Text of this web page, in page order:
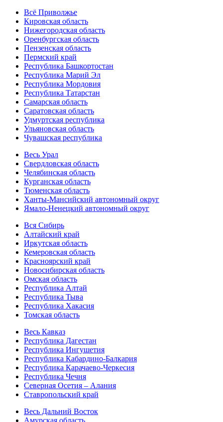
Всё Приволжье
Кировская область
Нижегородская область
Оренбургская область
Пензенская область
Пермский край
Республика Башкортостан
Республика Марий Эл
Республика Мордовия
Республика Татарстан
Самарская область
Саратовская область
Удмуртская республика
Ульяновская область
Чувашская республика
Весь Урал
Свердловская область
Челябинская область
Курганская область
Тюменская область
Ханты-Мансийский автономный округ
Ямало-Ненецкий автономный округ
Вся Сибирь
Алтайский край
Иркутская область
Кемеровская область
Красноярский край
Новосибирская область
Омская область
Республика Алтай
Республика Тыва
Республика Хакасия
Томская область
Весь Кавказ
Республика Дагестан
Республика Ингушетия
Республика Кабардино-Балкария
Республика Карачаево-Черкесия
Республика Чечня
Северная Осетия – Алания
Ставропольский край
Весь Дальний Восток
Амурская область